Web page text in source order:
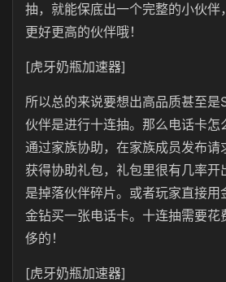
抽，就能保底出一个完整的小伙伴
更好更高的伙伴哦！
[虎牙奶瓶加速器]
所以总的来说要想出高品质甚至是
伙伴是进行十连抽。那么电话卡怎
通过家族协助，在家族成员发布请
获得协助礼包，礼包里很有几率开
是掉落伙伴碎片。或者玩家直接
金钻买一张电话卡。十连抽需要
侈的！
[虎牙奶瓶加速器]